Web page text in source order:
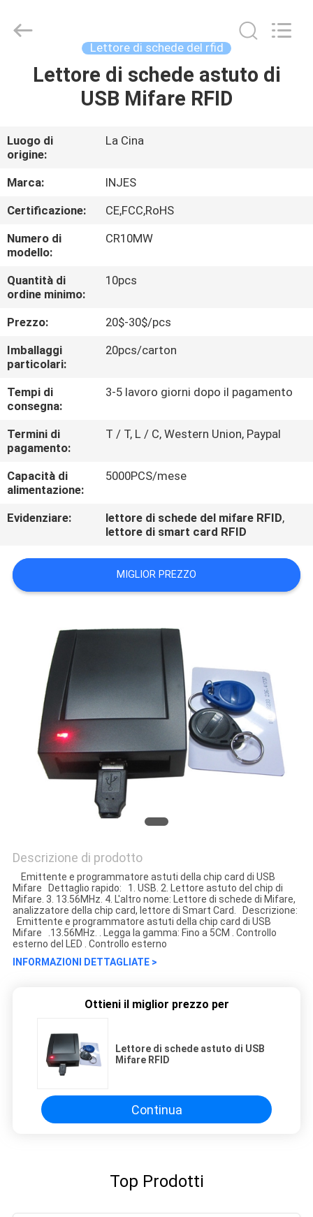
CASA
CIRCA
NOI
GIRO
DELLA
FABBRICA
CONTROLLO
DI
QUALITÀ
CONTATTICI
RICHIEDA
UNA
CITAZIONE
fornitore.
Copyright
motorizedcardreader.com.
Lettore di schede del rfid
Lettore di schede astuto di
USB Mifare RFID
Luogo di
origine:
La Cina
Marca:
INJES
Certificazione:
CE,FCC,RoHS
Numero di
modello:
CR10MW
Quantità di
ordine minimo:
10pcs
Prezzo:
20$-30$/pcs
Imballaggi
particolari:
20pcs/carton
Tempi di
consegna:
3-5 lavoro giorni dopo il pagamento
Termini di
pagamento:
T / T, L / C, Western Union, Paypal
Capacità di
alimentazione:
5000PCS/mese
Evidenziare: lettore di schede del mifare RFID,
lettore di smart card RFID
MIGLIOR PREZZO
Descrizione di prodotto
Emittente e programmatore astuti della chip card di USB
Mifare Dettaglio rapido: 1. USB. 2. Lettore astuto del chip di
Mifare. 3. 13.56MHz. 4. L'altro nome: Lettore di schede di Mifare,
analizzatore della chip card, lettore di Smart Card. Descrizione:
Emittente e programmatore astuti della chip card di USB
Mifare .13.56MHz. . Legga la gamma: Fino a 5CM . Controllo
esterno del LED . Controllo esterno
INFORMAZIONI DETTAGLIATE >
Ottieni il miglior prezzo per
Lettore di schede astuto di USB
Mifare RFID
Continua
Top Prodotti